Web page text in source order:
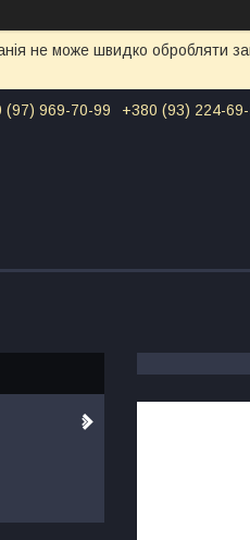
не може швидко обробляти
(97) 969-70-99 +380 (93) 224-